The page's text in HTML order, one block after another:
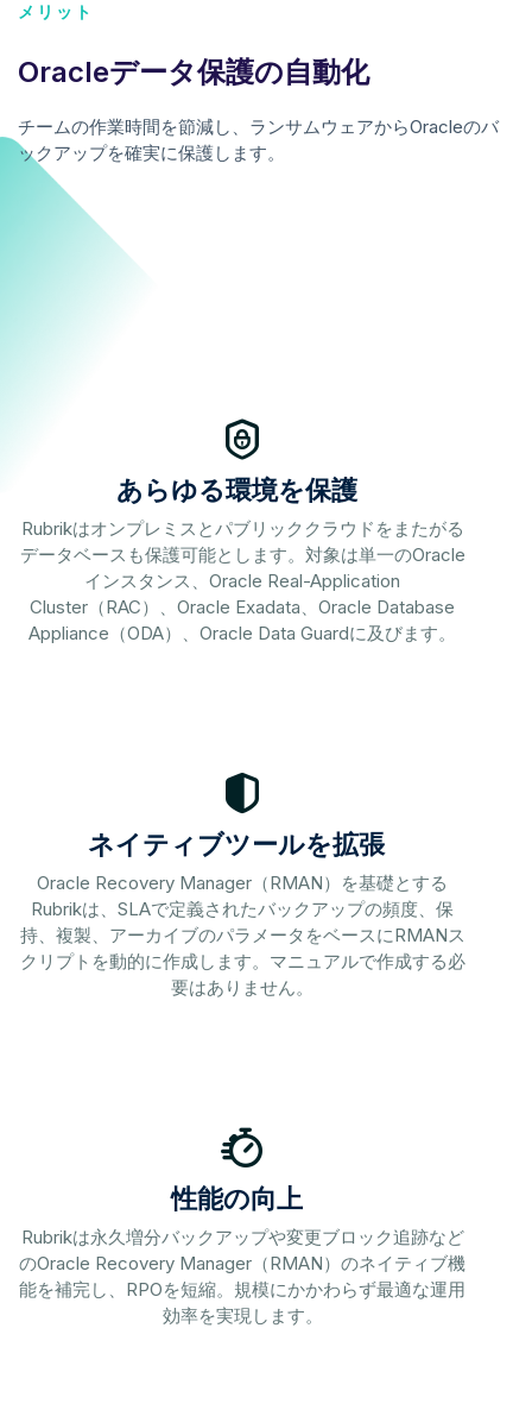
メリット
Oracleデータ保護の自動化
チームの作業時間を節減し、ランサムウェアからOracleのバ
ックアップを確実に保護します。
あらゆる環境を保護
Rubrikはオンプレミスとパブリッククラウドをまたがる
データベースも保護可能とします。対象は単一のOracle
インスタンス、Oracle Real-Application
Cluster（RAC）、Oracle Exadata、Oracle Database
Appliance（ODA）、Oracle Data Guardに及びます。
ネイティブツールを拡張
Oracle Recovery Manager（RMAN）を基礎とする
Rubrikは、SLAで定義されたバックアップの頻度、保
持、複製、アーカイブのパラメータをベースにRMANス
クリプトを動的に作成します。マニュアルで作成する必
要はありません。
性能の向上
Rubrikは永久増分バックアップや変更ブロック追跡など
のOracle Recovery Manager（RMAN）のネイティブ機
能を補完し、RPOを短縮。規模にかかわらず最適な運用
効率を実現します。